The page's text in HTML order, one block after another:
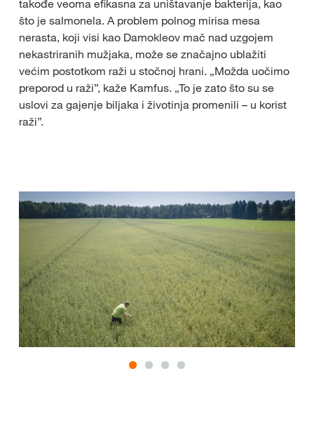
takođe veoma efikasna za uništavanje bakterija, kao
što je salmonela. A problem polnog mirisa mesa
nerasta, koji visi kao Damokleov mač nad uzgojem
nekastriranih mužjaka, može se značajno ublažiti
većim postotkom raži u stočnoj hrani. „Možda uočimo
preporod u raži”, kaže Kamfus. „To je zato što su se
uslovi za gajenje biljaka i životinja promenili – u korist
raži”.